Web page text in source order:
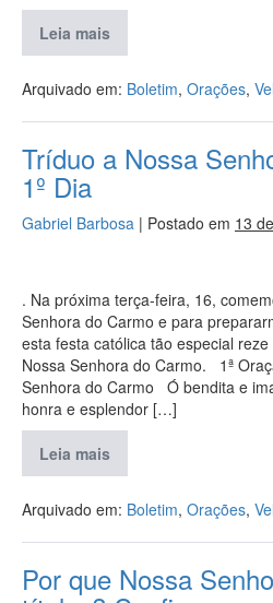
Leia mais
Arquivado em: Boletim, Orações,
Tríduo a Nossa
1º Dia
Gabriel Barbosa | Postado em 13
. Na próxima terça-feira, 16,
Senhora do Carmo e para
esta festa católica tão especial
Nossa Senhora do Carmo. 1ª
Senhora do Carmo Ó bendita e
honra e esplendor […]
Leia mais
Arquivado em: Boletim, Orações,
Por que Nossa